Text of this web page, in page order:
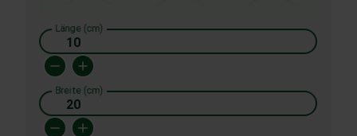
Länge (cm)
Breite (cm)